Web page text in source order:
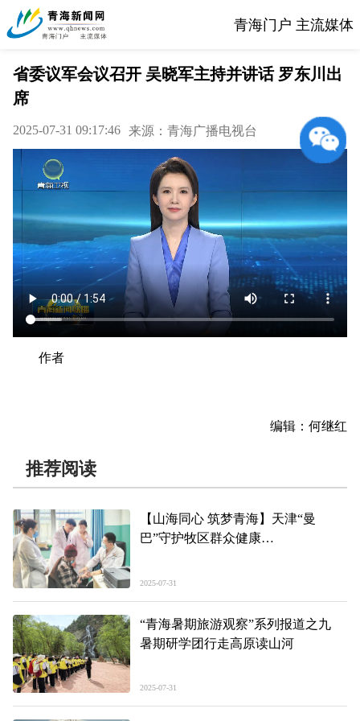
青海门户 主流媒体
省委议军会议召开 吴晓军主持并讲话 罗东川出
席
2025-07-31 09:17:46 来源：青海广播电视台
作者
编辑：何继红
推荐阅读
【山海同心 筑梦青海】天津“曼
巴”守护牧区群众健康
2025-07-31
“青海暑期旅游观察”系列报道之九
暑期研学团行走高原读山河
2025-07-31